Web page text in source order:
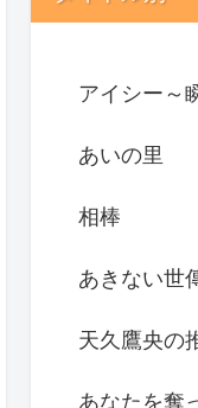
アイシー～
あいの里
相棒
あきない世
天久鷹央の
あなたを奪